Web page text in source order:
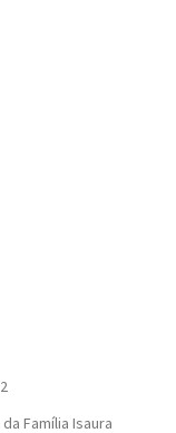
Família Isaura